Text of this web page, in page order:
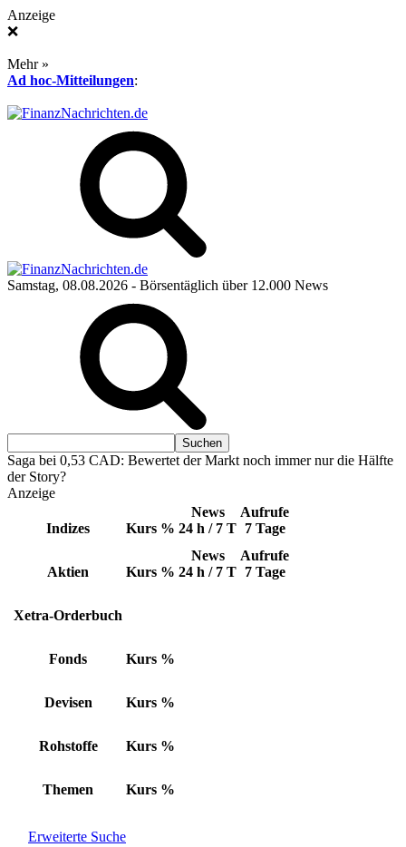
Anzeige
❌
Mehr »
Ad hoc-Mitteilungen:
Samstag, 08.08.2026 - Börsentäglich über 12.000 News
Saga bei 0,53 CAD: Bewertet der Markt noch immer nur die Hälfte
der Story?
Anzeige
Indizes Kurs %
News
24 h / 7 T
Aufrufe
7 Tage
Aktien Kurs %
News
24 h / 7 T
Aufrufe
7 Tage
Xetra-Orderbuch
Fonds Kurs %
Devisen Kurs %
Rohstoffe Kurs %
Themen Kurs %
Erweiterte Suche